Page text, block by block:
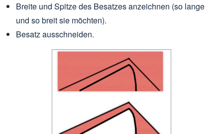
Breite und Spitze des Besatzes anzeichnen (so lange
und so breit sie möchten).
Besatz ausschneiden.